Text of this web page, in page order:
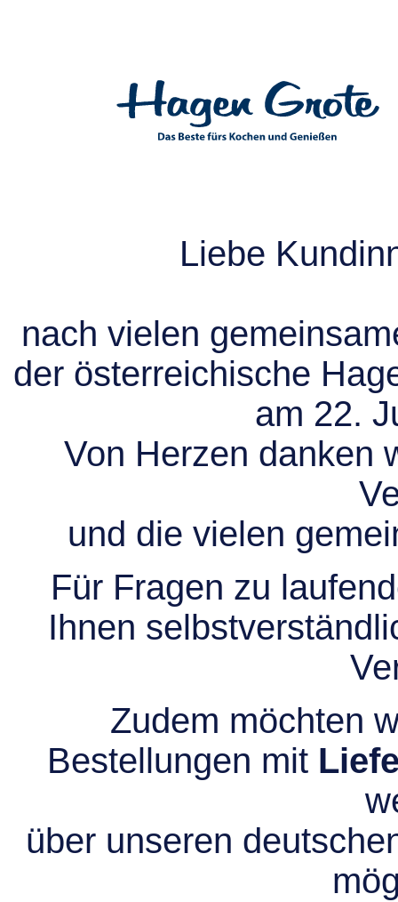
Liebe
nach vielen
der österreichische
am 22.
Von Herzen danken
und die vielen
Für Fragen zu
Ihnen
Zudem möchten
Bestellungen mit
über unseren